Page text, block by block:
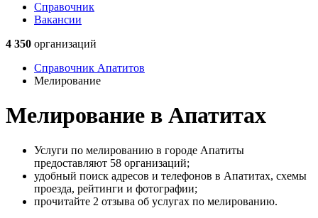
Справочник
Вакансии
4 350 организаций
Справочник Апатитов
Мелирование
Мелирование в Апатитах
Услуги по мелированию в городе Апатиты
предоставляют 58 организаций;
удобный поиск адресов и телефонов в Апатитах, схемы
проезда, рейтинги и фотографии;
прочитайте 2 отзыва об услугах по мелированию.